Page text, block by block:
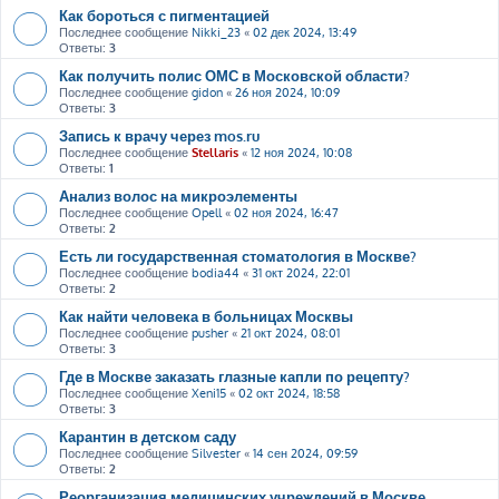
Как бороться с пигментацией
Последнее сообщение Nikki_23 « 02 дек 2024, 13:49
Ответы: 3
Как получить полис ОМС в Московской области?
Последнее сообщение gidon « 26 ноя 2024, 10:09
Ответы: 3
Запись к врачу через mos.ru
Последнее сообщение Stellaris « 12 ноя 2024, 10:08
Ответы: 1
Анализ волос на микроэлементы
Последнее сообщение Opell« 02 ноя 2024, 16:47
Ответы: 2
Есть ли государственная стоматология в Москве?
Последнее сообщение bodia44 « 31 окт 2024, 22:01
Ответы: 2
Как найти человека в больницах Москвы
Последнее сообщение pusher « 21 окт 2024, 08:01
Ответы: 3
Где в Москве заказать глазные капли по рецепту?
Последнее сообщение Xeni15 « 02 окт 2024, 18:58
Ответы: 3
Карантин в детском саду
Последнее сообщение Silvester « 14 сен 2024, 09:59
Ответы: 2